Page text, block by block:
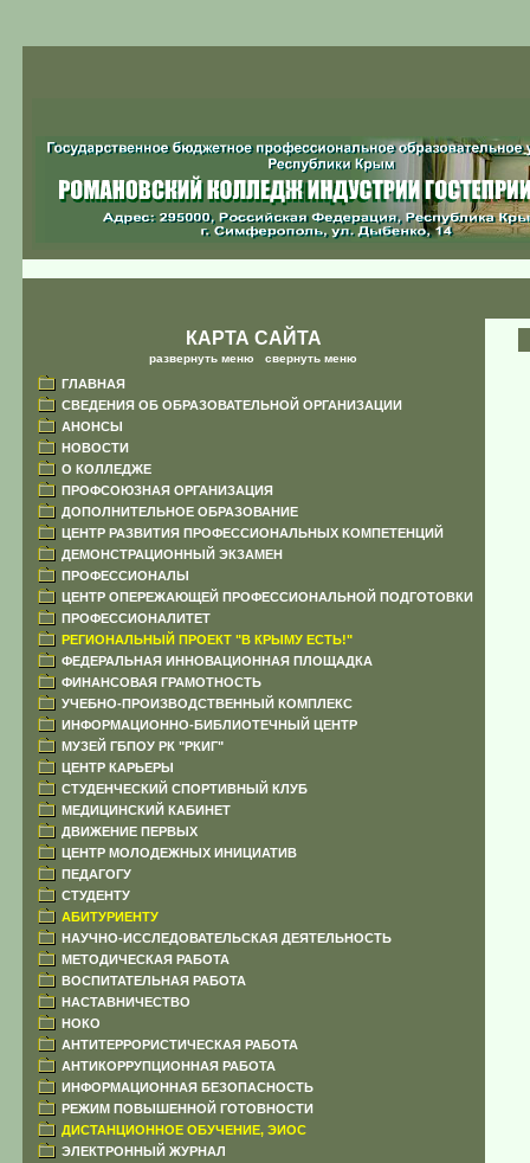
КАРТА САЙТА
развернуть меню свернуть меню
ГЛАВНАЯ
СВЕДЕНИЯ ОБ ОБРАЗОВАТЕЛЬНОЙ ОРГАНИЗАЦИИ
АНОНСЫ
НОВОСТИ
О КОЛЛЕДЖЕ
ПРОФСОЮЗНАЯ ОРГАНИЗАЦИЯ
ДОПОЛНИТЕЛЬНОЕ ОБРАЗОВАНИЕ
ЦЕНТР РАЗВИТИЯ ПРОФЕССИОНАЛЬНЫХ КОМПЕТЕНЦИЙ
ДЕМОНСТРАЦИОННЫЙ ЭКЗАМЕН
ПРОФЕССИОНАЛЫ
ЦЕНТР ОПЕРЕЖАЮЩЕЙ ПРОФЕССИОНАЛЬНОЙ ПОДГОТОВКИ
ПРОФЕССИОНАЛИТЕТ
РЕГИОНАЛЬНЫЙ ПРОЕКТ "В КРЫМУ ЕСТЬ!"
ФЕДЕРАЛЬНАЯ ИННОВАЦИОННАЯ ПЛОЩАДКА
ФИНАНСОВАЯ ГРАМОТНОСТЬ
УЧЕБНО-ПРОИЗВОДСТВЕННЫЙ КОМПЛЕКС
ИНФОРМАЦИОННО-БИБЛИОТЕЧНЫЙ ЦЕНТР
МУЗЕЙ ГБПОУ РК "РКИГ"
ЦЕНТР КАРЬЕРЫ
СТУДЕНЧЕСКИЙ СПОРТИВНЫЙ КЛУБ
МЕДИЦИНСКИЙ КАБИНЕТ
ДВИЖЕНИЕ ПЕРВЫХ
ЦЕНТР МОЛОДЕЖНЫХ ИНИЦИАТИВ
ПЕДАГОГУ
СТУДЕНТУ
АБИТУРИЕНТУ
НАУЧНО-ИССЛЕДОВАТЕЛЬСКАЯ ДЕЯТЕЛЬНОСТЬ
МЕТОДИЧЕСКАЯ РАБОТА
ВОСПИТАТЕЛЬНАЯ РАБОТА
НАСТАВНИЧЕСТВО
НОКО
АНТИТЕРРОРИСТИЧЕСКАЯ РАБОТА
АНТИКОРРУПЦИОННАЯ РАБОТА
ИНФОРМАЦИОННАЯ БЕЗОПАСНОСТЬ
РЕЖИМ ПОВЫШЕННОЙ ГОТОВНОСТИ
ДИСТАНЦИОННОЕ ОБУЧЕНИЕ, ЭИОС
ЭЛЕКТРОННЫЙ ЖУРНАЛ